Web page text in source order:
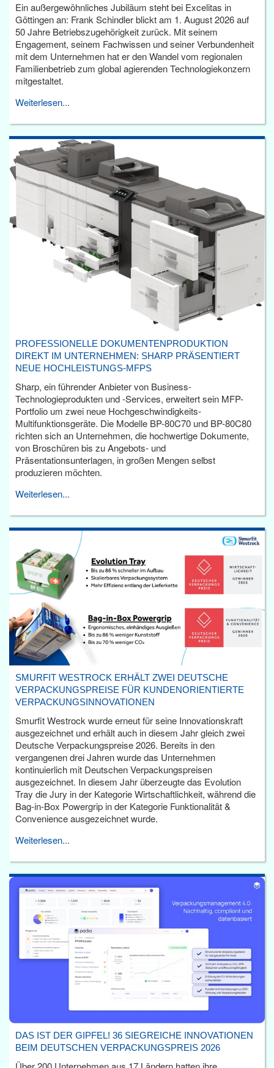
Ein außergewöhnliches Jubiläum steht bei Excelitas in
Göttingen an: Frank Schindler blickt am 1. August 2026 auf
50 Jahre Betriebszugehörigkeit zurück. Mit seinem
Engagement, seinem Fachwissen und seiner Verbundenheit
mit dem Unternehmen hat er den Wandel vom regionalen
Familienbetrieb zum global agierenden Technologiekonzern
mitgestaltet.
Weiterlesen...
PROFESSIONELLE DOKUMENTENPRODUKTION
DIREKT IM UNTERNEHMEN: SHARP PRÄSENTIERT
NEUE HOCHLEISTUNGS-MFPS
Sharp, ein führender Anbieter von Business-
Technologieprodukten und -Services, erweitert sein MFP-
Portfolio um zwei neue Hochgeschwindigkeits-
Multifunktionsgeräte. Die Modelle BP-80C70 und BP-80C80
richten sich an Unternehmen, die hochwertige Dokumente,
von Broschüren bis zu Angebots- und
Präsentationsunterlagen, in großen Mengen selbst
produzieren möchten.
Weiterlesen...
SMURFIT WESTROCK ERHÄLT ZWEI DEUTSCHE
VERPACKUNGSPREISE FÜR KUNDENORIENTIERTE
VERPACKUNGSINNOVATIONEN
Smurfit Westrock wurde erneut für seine Innovationskraft
ausgezeichnet und erhält auch in diesem Jahr gleich zwei
Deutsche Verpackungspreise 2026. Bereits in den
vergangenen drei Jahren wurde das Unternehmen
kontinuierlich mit Deutschen Verpackungspreisen
ausgezeichnet. In diesem Jahr überzeugte das Evolution
Tray die Jury in der Kategorie Wirtschaftlichkeit, während die
Bag-in-Box Powergrip in der Kategorie Funktionalität &
Convenience ausgezeichnet wurde.
Weiterlesen...
DAS IST DER GIPFEL! 36 SIEGREICHE INNOVATIONEN
BEIM DEUTSCHEN VERPACKUNGSPREIS 2026